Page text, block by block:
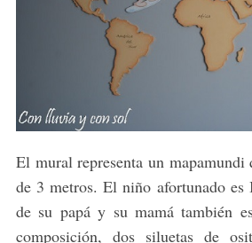
El mural representa un mapamundi
de 3 metros. El niño afortunado
de su papá y su mamá también
composición, dos siluetas de
S
a
r
c
h